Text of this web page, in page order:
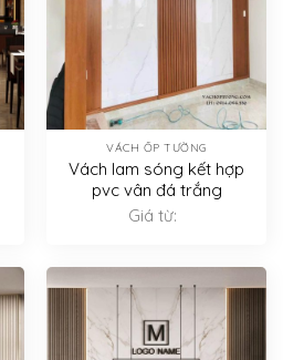
VÁCH ỐP TƯỜNG
Vách lam sóng kết hợp
pvc vân đá trắng
Giá từ: